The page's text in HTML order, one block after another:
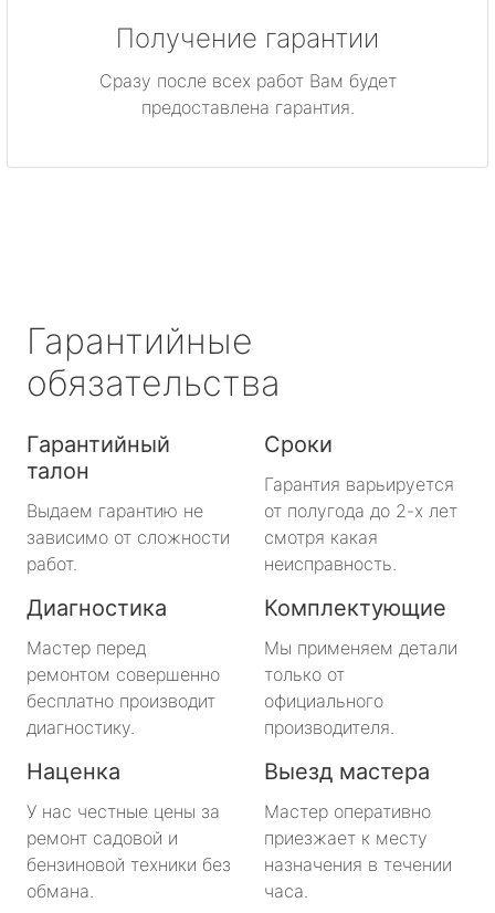
Получение гарантии
Сразу после всех работ Вам будет
предоставлена гарантия.
Гарантийные
обязательства
Гарантийный
талон
Выдаем гарантию не
зависимо от сложности
работ.
Сроки
Гарантия варьируется
от полугода до 2-х лет
смотря какая
неисправность.
Диагностика
Мастер перед
ремонтом совершенно
бесплатно производит
диагностику.
Комплектующие
Мы применяем детали
только от
официального
производителя.
Наценка
У нас честные цены за
ремонт садовой и
бензиновой техники без
обмана.
Выезд мастера
Мастер оперативно
приезжает к месту
назначения в течении
часа.